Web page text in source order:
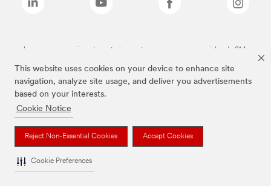
This website uses cookies on your device to enhance site
navigation, analyze site usage, and deliver you advertisements
based on your interests.
Cookie Notice
Reject Non-Essential Cookies Accept Cookies
Cookie Preferences
Las marcas mencionadas anteriormente son marcas comerciales de 3M.